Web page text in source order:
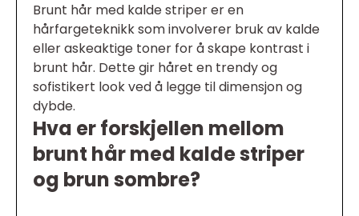
Brunt hår med kalde striper er en
hårfargeteknikk som involverer bruk av kalde
eller askeaktige toner for å skape kontrast i
brunt hår. Dette gir håret en trendy og
sofistikert look ved å legge til dimensjon og
dybde.
Hva er forskjellen mellom
brunt hår med kalde striper
og brun sombre?